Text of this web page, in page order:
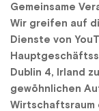
Gemeinsame
Wir greifen auf
Dienste von
Dublin 4, Irland
gewöhnlichen
Wirtschaftsraum